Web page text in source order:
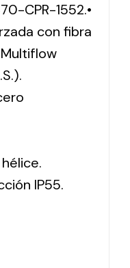
CPR-1552.•
con fibra
IP55.